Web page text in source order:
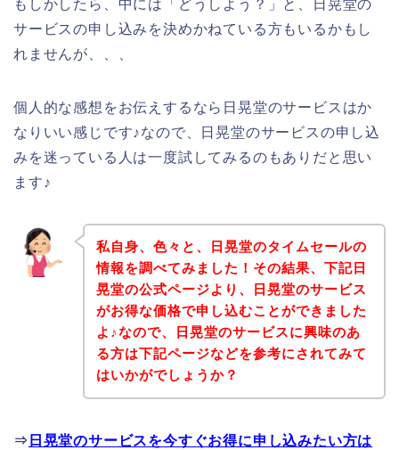
もしかしたら、中には「どうしよう？」と、日晃堂の
サービスの申し込みを決めかねている方もいるかもし
れませんが、、、
個人的な感想をお伝えするなら日晃堂のサービスはか
なりいい感じです♪なので、日晃堂のサービスの申し込
みを迷っている人は一度試してみるのもありだと思い
ます♪
私自身、色々と、日晃堂のタイムセールの
情報を調べてみました！その結果、下記日
晃堂の公式ページより、日晃堂のサービス
がお得な価格で申し込むことができました
よ♪なので、日晃堂のサービスに興味のあ
る方は下記ページなどを参考にされてみて
はいかがでしょうか？
⇒ 日晃堂のサービスを今すぐお得に申し込みたい方は